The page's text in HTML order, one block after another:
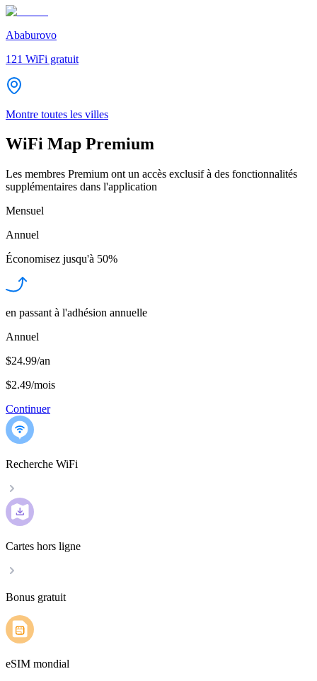
Ababurovo
121 WiFi gratuit
Montre toutes les villes
WiFi Map Premium
Les membres Premium ont un accès exclusif à des fonctionnalités
supplémentaires dans l'application
Mensuel
Annuel
Économisez jusqu'à 50%
en passant à l'adhésion annuelle
Annuel
$24.99/an
$2.49/mois
Continuer
Recherche WiFi
Cartes hors ligne
Bonus gratuit
eSIM mondial